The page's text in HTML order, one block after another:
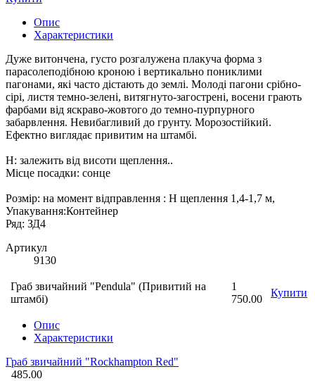
Опис
Характеристики
Дуже витончена, густо розгалужена плакуча форма з
парасолеподібною кроною і вертикально пониклими
пагонами, які часто дістають до землі. Молоді пагони срібно-
сірі, листя темно-зелені, витягнуто-загострені, восени грають
фарбами від яскраво-жовтого до темно-пурпурного
забарвлення. Невибагливий до грунту. Морозостійкий.
Ефектно виглядає привитим на штамбі.
Н: залежить від висоти щеплення..
Місце посадки: сонце
Розмір: на момент відправлення : Н щеплення 1,4-1,7 м,
Упакування:Контейнер
Ряд: ЗД4
Артикул
9130
Граб звичайний "Pendula" (Привитий на
штамбі)
1
750.00
Купити
Опис
Характеристики
Граб звичайний "Rockhampton Red"
485.00